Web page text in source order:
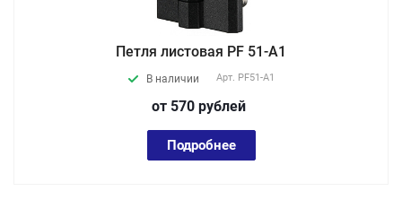
Петля листовая PF 51-A1
В наличии Арт. PF51-A1
от 570 рублей
Подробнее